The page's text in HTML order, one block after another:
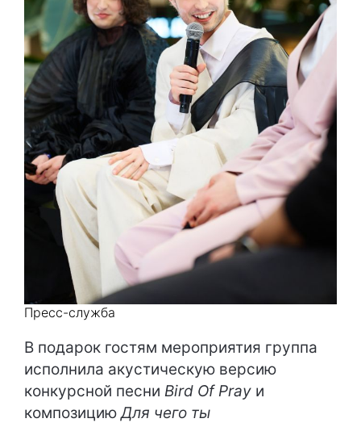
Пресс-служба
В подарок гостям мероприятия группа
исполнила акустическую версию
конкурсной песни Bird Of Pray и
композициюДля чего ты